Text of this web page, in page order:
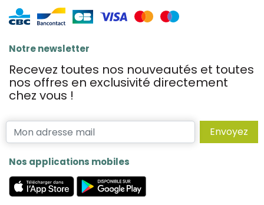
Notre newsletter
Recevez toutes nos nouveautés et toutes
nos offres en exclusivité directement
chez vous !
Envoyez
Nos applications mobiles